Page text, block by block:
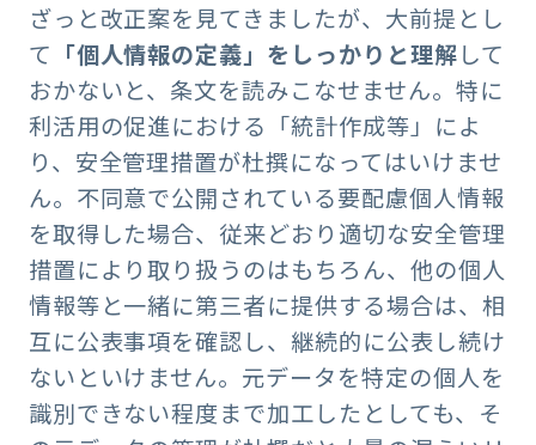
ざっと改正案を見てきましたが、大前提とし
て 「個人情報の定義」をしっかりと理解して
おかないと、条文を読みこなせません。特に
利活用の促進における「統計作成等」によ
り、安全管理措置が杜撰になってはいけませ
ん。不同意で公開されている要配慮個人情報
を取得した場合、従来どおり適切な安全管理
措置により取り扱うのはもちろん、他の個人
情報等と一緒に第三者に提供する場合は、相
互に公表事項を確認し、継続的に公表し続け
ないといけません。元データを特定の個人を
識別できない程度まで加工したとしても、そ